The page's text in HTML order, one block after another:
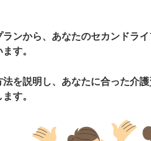
ンから、あなたのセカンドラ
す。
を説明し、あなたに合った介
す。